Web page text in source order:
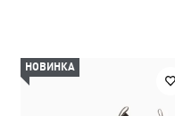
НОВИНКА